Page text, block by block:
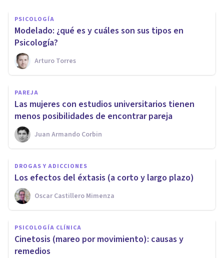
PSICOLOGÍA
Modelado: ¿qué es y cuáles son sus tipos en
Psicología?
Arturo Torres
PAREJA
Las mujeres con estudios universitarios tienen
menos posibilidades de encontrar pareja
Juan Armando Corbin
DROGAS Y ADICCIONES
Los efectos del éxtasis (a corto y largo plazo)
Oscar Castillero Mimenza
PSICOLOGÍA CLÍNICA
Cinetosis (mareo por movimiento): causas y
remedios